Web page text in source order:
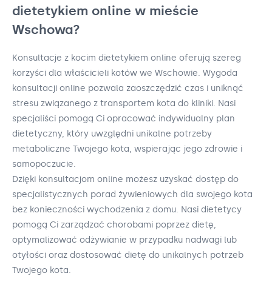
dietetykiem online w mieście
Wschowa?
Konsultacje z kocim dietetykiem online oferują szereg
korzyści dla właścicieli kotów we Wschowie. Wygoda
konsultacji online pozwala zaoszczędzić czas i uniknąć
stresu związanego z transportem kota do kliniki. Nasi
specjaliści pomogą Ci opracować indywidualny plan
dietetyczny, który uwzględni unikalne potrzeby
metaboliczne Twojego kota, wspierając jego zdrowie i
samopoczucie.
Dzięki konsultacjom online możesz uzyskać dostęp do
specjalistycznych porad żywieniowych dla swojego kota
bez konieczności wychodzenia z domu. Nasi dietetycy
pomogą Ci zarządzać chorobami poprzez dietę,
optymalizować odżywianie w przypadku nadwagi lub
otyłości oraz dostosować dietę do unikalnych potrzeb
Twojego kota.